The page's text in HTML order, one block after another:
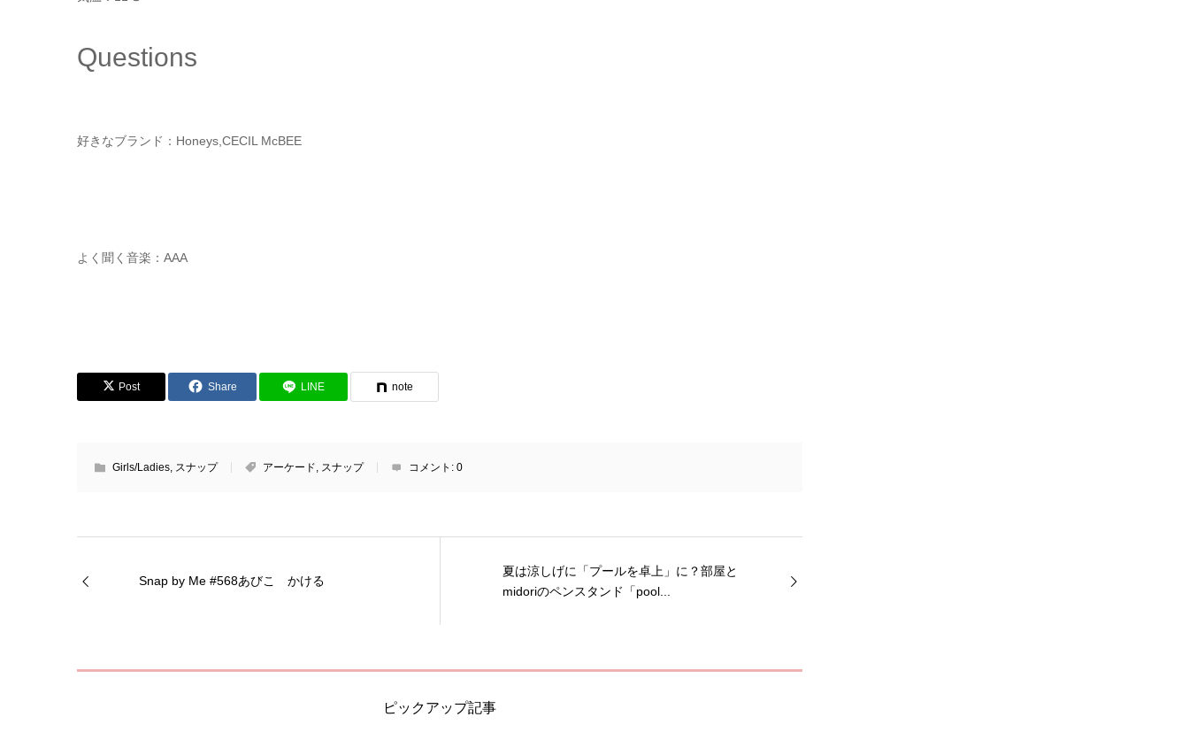
Questions
好きなブランド：Honeys,CECIL McBEE
よく聞く音楽：AAA
Post Share LINE note
Girls/Ladies, スナップ アーケード, スナップ コメント: 0
Snap by Me #568あびこ かける
夏は涼しげに「プールを卓上」に？部屋と
midoriのペンスタンド「pool...
ピックアップ記事